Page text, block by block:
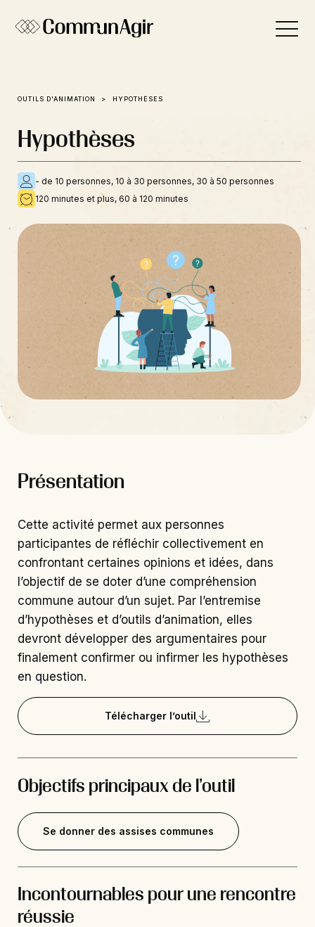
OUTILS D'ANIMATION HYPOTHÈSES
Hypothèses
- de 10 personnes, 10 à 30 personnes, 30 à 50 personnes
120 minutes et plus, 60 à 120 minutes
Présentation
Cette activité permet aux personnes
participantes de réfléchir collectivement en
confrontant certaines opinions et idées, dans
l’objectif de se doter d’une compréhension
commune autour d’un sujet. Par l’entremise
d’hypothèses et d’outils d’animation, elles
devront développer des argumentaires pour
finalement confirmer ou infirmer les hypothèses
en question.
Télécharger l’outil
Objectifs principaux de l’outil
Se donner des assises communes
Incontournables pour une rencontre
réussie